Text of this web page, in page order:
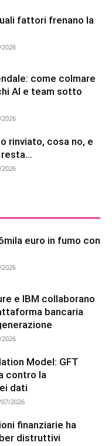
fattori frenano la
come colmare
AI e team sotto
rinviato, cosa no, e
euro in fumo con
e IBM collaborano
bancaria
Model: GFT
contro la
dati
2026
finanziarie ha
distruttivi